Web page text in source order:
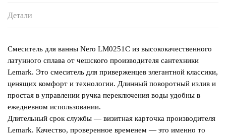
Детали
Смеситель для ванны Nero LM0251C из высококачественного
латунного сплава от чешского производителя сантехники
Lemark. Это смеситель для приверженцев элегантной классики,
ценящих комфорт и технологии. Длинный поворотный излив и
простая в управлении ручка переключения воды удобны в
ежедневном использовании.
Длительный срок службы — визитная карточка производителя
Lemark. Качество, проверенное временем — это именно то